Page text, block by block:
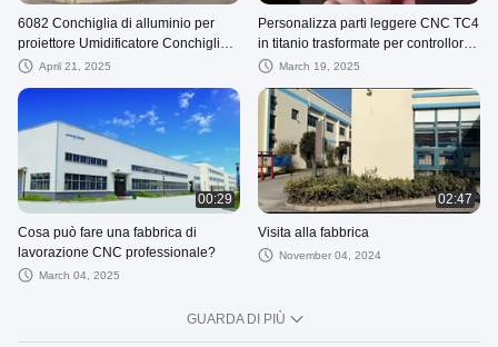
6082 Conchiglia di alluminio per
proiettore Umidificatore Conchiglia
Centro di lavorazione CNC Servizio
April 21, 2025
Personalizza parti leggere CNC TC4
in titanio trasformate per controllore
Bluetooth
March 19, 2025
00:29
Cosa può fare una fabbrica di
lavorazione CNC professionale?
March 04, 2025
02:47
Visita alla fabbrica
November 04, 2024
GUARDA DI PIÙ